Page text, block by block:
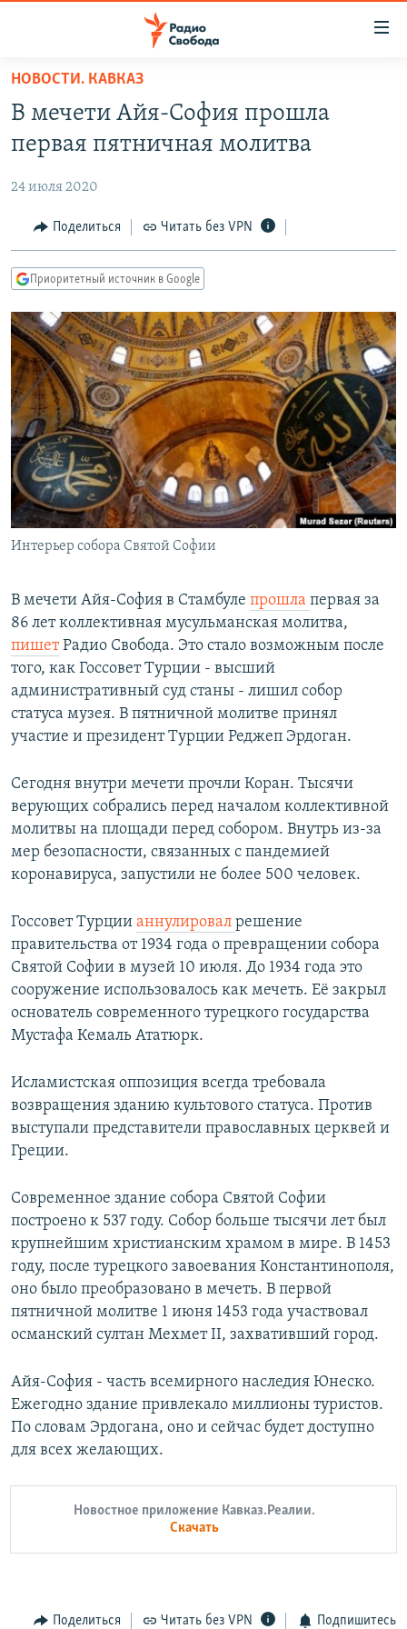
упрощенного
доступа
основному
Вернутся
главной
навигации
Вернутся
поиску
АВТОРСКИЕ ПРОЕКТЫ
ЦИТАТЫ СВОБОДЫ
МНЕНИЯ
IDEL.РЕАЛИИ
КАВКАЗ.РЕАЛИИ
СЕВЕР.РЕАЛИИ
СИБИРЬ.РЕАЛИИ
РАСПИСАНИЕ ВЕЩАНИЯ
ПОДПИШИТЕСЬ НА РАССЫЛКУ
СОЦИАЛЬНЫЕ СЕТИ
Все сайты РСЕ/РС
НОВОСТИ. КАВКАЗ
В мечети Айя-София прошла
первая пятничная молитва
24 июля 2020
Поделиться Читать без VPN
Приоритетный источник в Google
Интерьер собора Святой Софии
В мечети Айя-София в Стамбуле прошла первая за
86 лет коллективная мусульманская молитва,
пишетРадио Свобода. Это стало возможным после
того, как Госсовет Турции - высший
административный суд станы - лишил собор
статуса музея. В пятничной молитве принял
участие и президент Турции Реджеп Эрдоган.
Сегодня внутри мечети прочли Коран. Тысячи
верующих собрались перед началом коллективной
молитвы на площади перед собором. Внутрь из-за
мер безопасности, связанных с пандемией
коронавируса, запустили не более 500 человек.
Госсовет Турции аннулировал решение
правительства от 1934 года о превращении собора
Святой Софии в музей 10 июля. До 1934 года это
сооружение использовалось как мечеть. Её закрыл
основатель современного турецкого государства
Мустафа Кемаль Ататюрк.
Исламистская оппозиция всегда требовала
возвращения зданию культового статуса. Против
выступали представители православных церквей и
Греции.
Современное здание собора Святой Софии
построено к 537 году. Собор больше тысячи лет был
крупнейшим христианским храмом в мире. В 1453
году, после турецкого завоевания Константинополя,
оно было преобразовано в мечеть. В первой
пятничной молитве 1 июня 1453 года участвовал
османский султан Мехмет II, захвативший город.
Айя-София - часть всемирного наследия Юнеско.
Ежегодно здание привлекало миллионы туристов.
По словам Эрдогана, оно и сейчас будет доступно
для всех желающих.
Новостное приложение Кавказ.Реалии.
Скачать
Поделиться Читать без VPN Подпишитесь